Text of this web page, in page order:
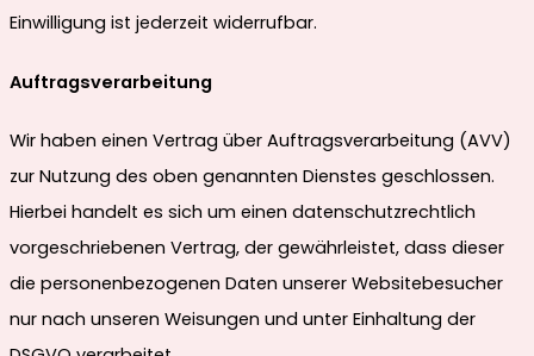
Einwilligung ist jederzeit widerrufbar.
Auftragsverarbeitung
Wir haben einen Vertrag über Auftragsverarbeitung (AVV)
zur Nutzung des oben genannten Dienstes geschlossen.
Hierbei handelt es sich um einen datenschutzrechtlich
vorgeschriebenen Vertrag, der gewährleistet, dass dieser
die personenbezogenen Daten unserer Websitebesucher
nur nach unseren Weisungen und unter Einhaltung der